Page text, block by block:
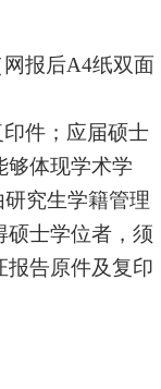
报后A4纸双面
件；应届硕士
够体现学术学
研究生学籍管理
硕士学位者，须
报告原件及复印